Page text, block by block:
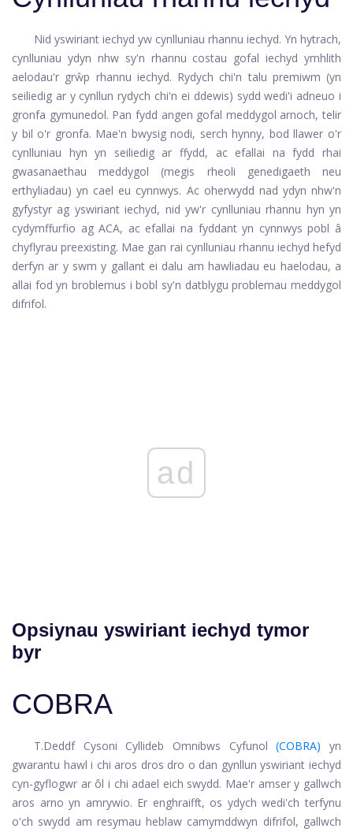
Nid yswiriant iechyd yw cynlluniau rhannu iechyd. Yn hytrach,
cynlluniau ydyn nhw sy'n rhannu costau gofal iechyd ymhlith
aelodau'r grŵp rhannu iechyd. Rydych chi'n talu premiwm (yn
seiliedig ar y cynllun rydych chi'n ei ddewis) sydd wedi'i adneuo i
gronfa gymunedol. Pan fydd angen gofal meddygol arnoch, telir
y bil o'r gronfa. Mae'n bwysig nodi, serch hynny, bod llawer o'r
cynlluniau hyn yn seiliedig ar ffydd, ac efallai na fydd rhai
gwasanaethau meddygol (megis rheoli genedigaeth neu
erthyliadau) yn cael eu cynnwys. Ac oherwydd nad ydyn nhw'n
gyfystyr ag yswiriant iechyd, nid yw'r cynlluniau rhannu hyn yn
cydymffurfio ag ACA, ac efallai na fyddant yn cynnwys pobl â
chyflyrau preexisting. Mae gan rai cynlluniau rhannu iechyd hefyd
derfyn ar y swm y gallant ei dalu am hawliadau eu haelodau, a
allai fod yn broblemus i bobl sy'n datblygu problemau meddygol
difrifol.
ad
Opsiynau yswiriant iechyd tymor
byr
COBRA
T.Deddf Cysoni Cyllideb Omnibws Cyfunol (COBRA)
yn
gwarantu hawl i chi aros dros dro o dan gynllun yswiriant iechyd
cyn-gyflogwr ar ôl i chi adael eich swydd. Mae'r amser y gallwch
aros arno yn amrywio. Er enghraifft, os ydych wedi'ch terfynu
o'ch swydd am resymau heblaw camymddwyn difrifol, gallwch